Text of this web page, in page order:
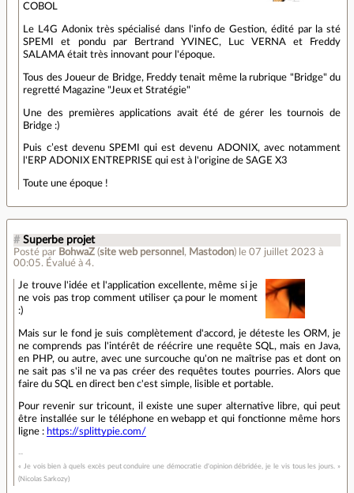
COBOL
Le L4G Adonix très spécialisé dans l'info de Gestion, édité par la sté
SPEMI et pondu par Bertrand YVINEC, Luc VERNA et Freddy
SALAMA était très innovant pour l'époque.
Tous des Joueur de Bridge, Freddy tenait même la rubrique "Bridge" du
regretté Magazine "Jeux et Stratégie"
Une des premières applications avait été de gérer les tournois de
Bridge :)
Puis c’est devenu SPEMI qui est devenu ADONIX, avec notamment
l'ERP ADONIX ENTREPRISE qui est à l'origine de SAGE X3
Toute une époque !
# Superbe projet
Posté par BohwaZ (site web personnel , Mastodon) le 07 juillet 2023 à
00:05. Évalué à 4.
Je trouve l'idée et l'application excellente, même si je
ne vois pas trop comment utiliser ça pour le moment
:)
Mais sur le fond je suis complètement d'accord, je déteste les ORM, je
ne comprends pas l'intérêt de réécrire une requête SQL, mais en Java,
en PHP, ou autre, avec une surcouche qu'on ne maîtrise pas et dont on
ne sait pas s'il ne va pas créer des requêtes toutes pourries. Alors que
faire du SQL en direct ben c'est simple, lisible et portable.
Pour revenir sur tricount, il existe une super alternative libre, qui peut
être installée sur le téléphone en webapp et qui fonctionne même hors
ligne : https://splittypie.com/
« Je vois bien à quels excès peut conduire une démocratie d'opinion débridée, je le vis tous les jours. »
(Nicolas Sarkozy)